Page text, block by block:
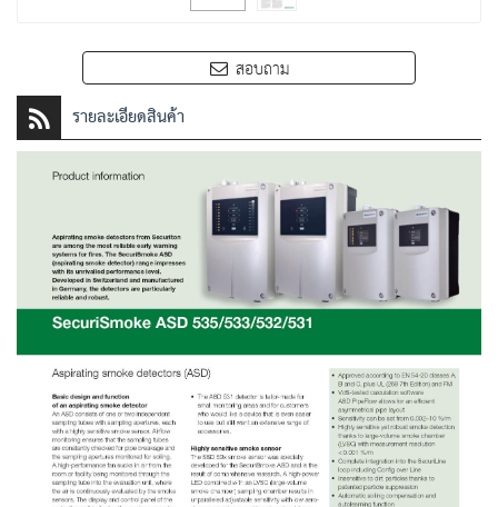
สอบถาม
รายละเอียดสินค้า